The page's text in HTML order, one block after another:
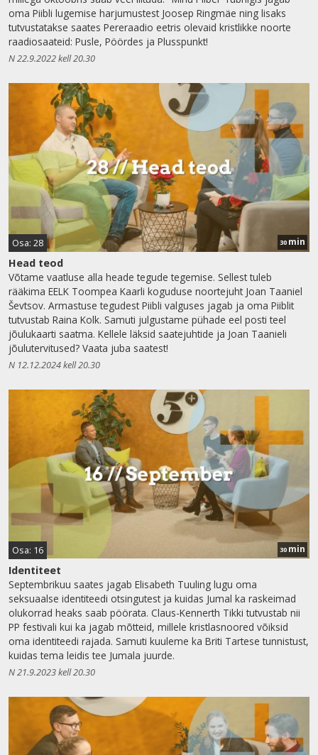
oma Piibli lugemise harjumustest Joosep Ringmäe ning lisaks
tutvustatakse saates Pereraadio eetris olevaid kristlikke noorte
raadiosaateid: Pusle, Pöördes ja Plusspunkt!
N 22.9.2022 kell 20.30
Osa: 28 30 min
Head teod
Võtame vaatluse alla heade tegude tegemise. Sellest tuleb
rääkima EELK Toompea Kaarli koguduse noortejuht Joan Taaniel
Ševtsov. Armastuse tegudest Piibli valguses jagab ja oma Piiblit
tutvustab Raina Kolk. Samuti julgustame pühade eel posti teel
jõulukaarti saatma. Kellele läksid saatejuhtide ja Joan Taanieli
jõulutervitused? Vaata juba saatest!
N 12.12.2024 kell 20.30
Osa: 16 30 min
Identiteet
Septembrikuu saates jagab Elisabeth Tuuling lugu oma
seksuaalse identiteedi otsingutest ja kuidas Jumal ka raskeimad
olukorrad heaks saab pöörata. Claus-Kennerth Tikki tutvustab nii
PP festivali kui ka jagab mõtteid, millele kristlasnoored võiksid
oma identiteedi rajada. Samuti kuuleme ka Briti Tartese tunnistust,
kuidas tema leidis tee Jumala juurde.
N 21.9.2023 kell 20.30